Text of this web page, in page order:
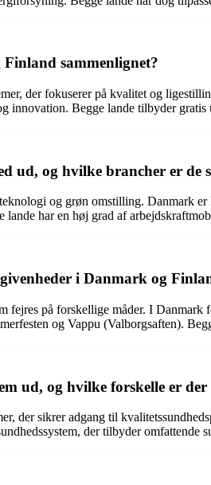
sammenlignet?
der fokuserer på kvalitet og
innovation. Begge lande tilbyder
ud, og hvilke brancher er
og grøn omstilling. Danmark
har en høj grad af
i Danmark og
på forskellige måder. I
og Vappu (Valborgsaften).
ud, og hvilke forskelle er der
der sikrer adgang til
der tilbyder